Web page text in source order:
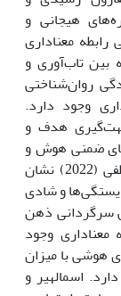
هیجانی و
رابطه معناداری
نشان داد که بین تاب‌آوری و
روان‌شناختی
وجود دارد.
جهت‌گیری هدف و
ضمنی هوش و
پیشرفت تحصیلی نقش واسطه‌ای دارند. مصطفی (2022) نشان
و شادی
سرگردانی ذهن
معناداری وجود
هوشی با میزان
اسمالهیر و